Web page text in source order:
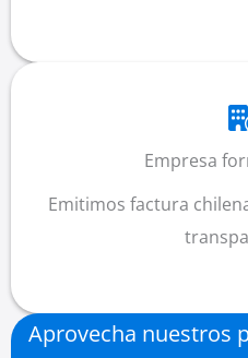
Empresa
Emitimos factura
Aprovecha nuestros